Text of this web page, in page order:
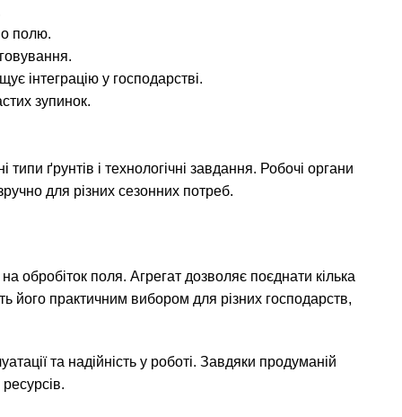
полю.
інтеграцію у господарстві.
зупинок.
ґрунтів і технологічні завдання. Робочі органи
для різних сезонних потреб.
обробіток поля. Агрегат дозволяє поєднати кілька
його практичним вибором для різних господарств,
та надійність у роботі. Завдяки продуманій